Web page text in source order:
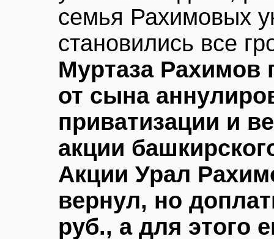
семья Рахимовых
становились все
Муртаза Рахимов
от сына
приватизации и
акции
Акции Урал
вернул, но
руб., а для этого